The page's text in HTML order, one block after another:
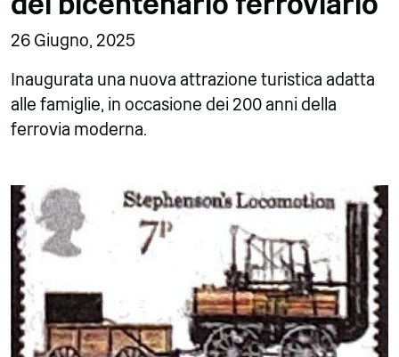
26 Giugno, 2025
Inaugurata una nuova attrazione turistica adatta
alle famiglie, in occasione dei 200 anni della
ferrovia moderna.